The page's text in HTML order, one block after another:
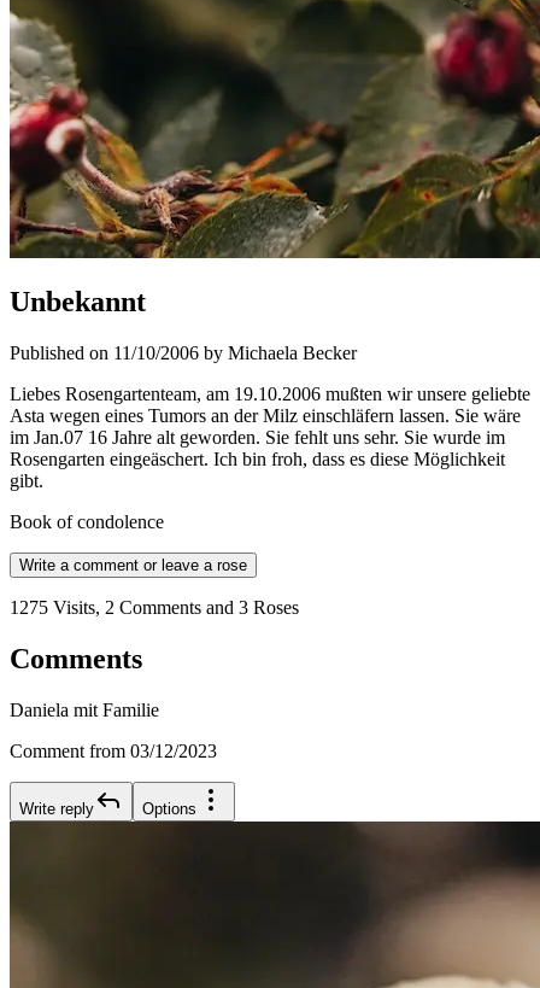
Unbekannt
Published on 11/10/2006 by Michaela Becker
Liebes Rosengartenteam, am 19.10.2006 mußten wir unsere geliebte
Asta wegen eines Tumors an der Milz einschläfern lassen. Sie wäre
im Jan.07 16 Jahre alt geworden. Sie fehlt uns sehr. Sie wurde im
Rosengarten eingeäschert. Ich bin froh, dass es diese Möglichkeit
gibt.
Book of condolence
Write a comment or leave a rose
1275 Visits, 2 Comments and 3 Roses
Comments
Daniela mit Familie
Comment from 03/12/2023
Write reply Options